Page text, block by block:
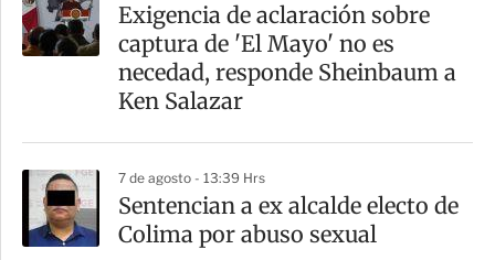
Exigencia de aclaración sobre
captura de 'El Mayo' no es
necedad, responde Sheinbaum a
Ken Salazar
7 de agosto - 13:39 Hrs
Sentencian a ex alcalde electo de
Colima por abuso sexual